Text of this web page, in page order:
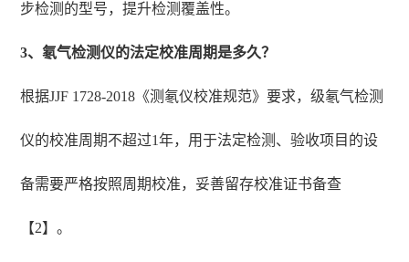
步检测的型号，提升检测覆盖性。
3、氡气检测仪的法定校准周期是多久？
根据JJF 1728-2018《测氡仪校准规范》要求，级氡气检测
仪的校准周期不超过1年，用于法定检测、验收项目的设
备需要严格按照周期校准，妥善留存校准证书备查
【2】。